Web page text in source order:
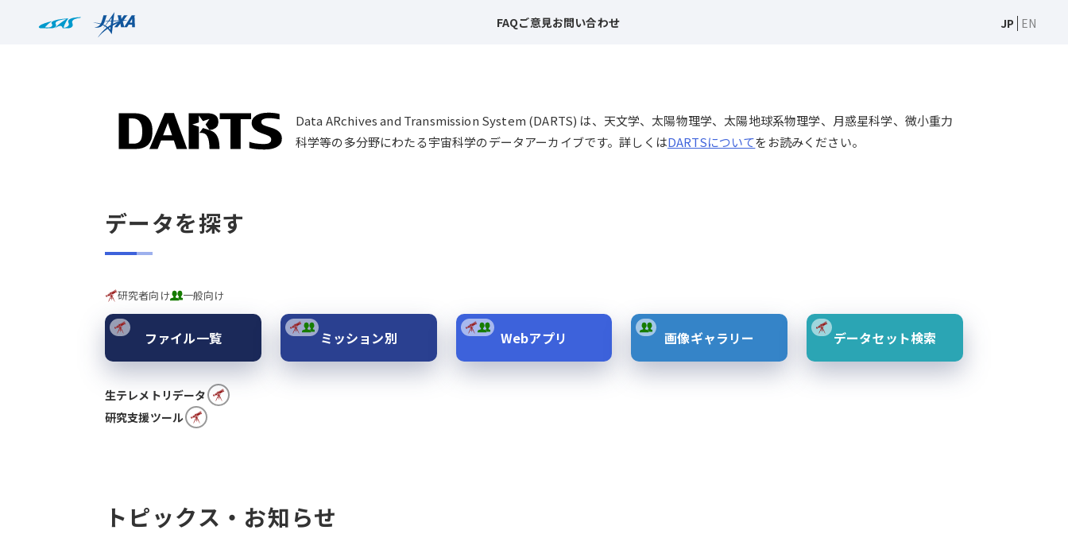
FAQご意見お問い合わせ JP EN
Data ARchives and Transmission System (DARTS) は、天文学、太陽物理学、太陽地球系物理学、月惑星科学、微小重力
科学等の多分野にわたる宇宙科学のデータアーカイブです。詳しくはDARTSについてをお読みください。
データを探す
研究者向け 一般向け
ファイル一覧 ミッション別 Webアプリ 画像ギャラリー データセット検索
生テレメトリデータ
研究支援ツール
トピックス・お知らせ